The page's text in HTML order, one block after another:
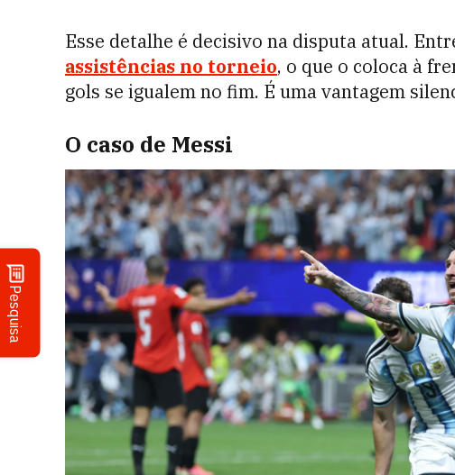
Pesquisa
Esse detalhe é decisivo na disputa atual.
assistências no torneio, o que o coloca à
gols se igualem no fim. É uma vantagem
O caso de Messi